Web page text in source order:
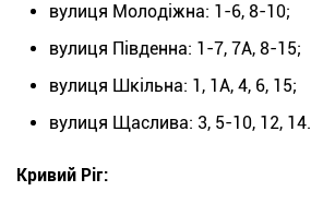
вулиця Молодіжна: 1-6, 8-10;
вулиця Південна: 1-7, 7А, 8-15;
вулиця Шкільна: 1, 1А, 4, 6, 15;
вулиця Щаслива: 3, 5-10, 12, 14.
Кривий Ріг: